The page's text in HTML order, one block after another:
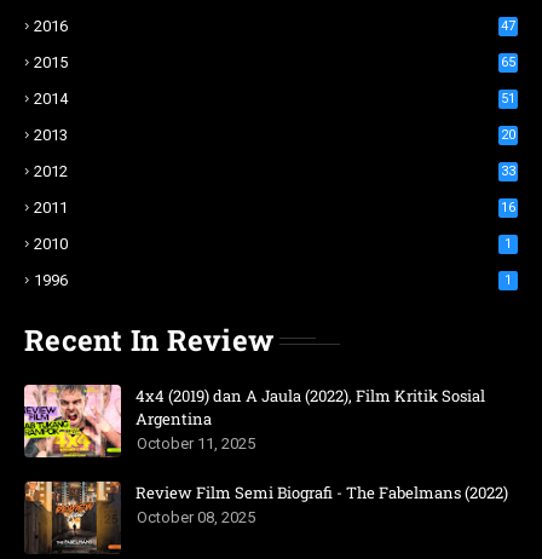
2016 47
2015 65
2014 51
2013 20
2012 33
2011 16
2010 1
1996 1
Recent In Review
4x4 (2019) dan A Jaula (2022), Film Kritik Sosial
Argentina
October 11, 2025
Review Film Semi Biografi - The Fabelmans (2022)
October 08, 2025